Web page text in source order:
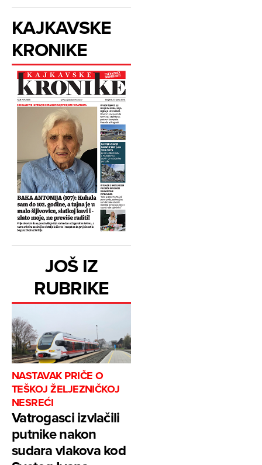
KAJKAVSKE
KRONIKE
JOŠ IZ
RUBRIKE
NASTAVAK PRIČE O
TEŠKOJ ŽELJEZNIČKOJ
NESREĆI
Vatrogasci izvlačili
putnike nakon
sudara vlakova kod